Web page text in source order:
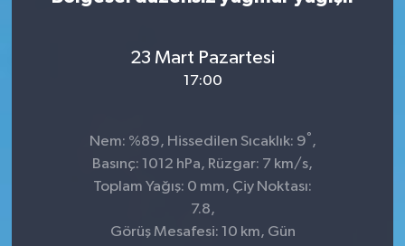
23 Mart Pazartesi
17:00
Nem: %89, Hissedilen Sıcaklık: 9° ,
Basınç: 1012 hPa, Rüzgar: 7 km/s,
Toplam Yağış: 0 mm, Çiy Noktası:
7.8,
Görüş Mesafesi: 10 km, Gün